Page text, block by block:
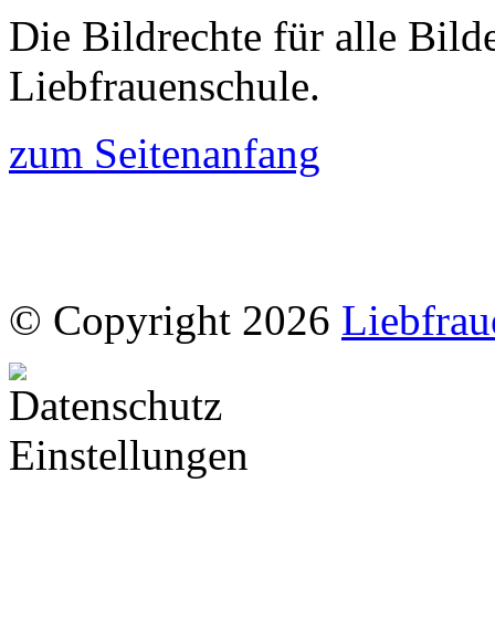
Die Bildrechte für alle
Liebfrauenschule.
zum Seitenanfang
© Copyright 2026